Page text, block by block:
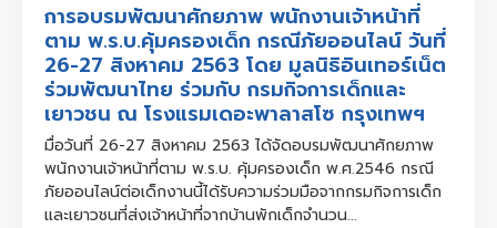
การอบรมพัฒนาศักยภาพ พนักงานเจ้าหน้าที่
ตาม พ.ร.บ.คุ้มครองเด็ก กรณีภัยออนไลน์ วันที่
26-27 สิงหาคม 2563 โดย มูลนิธิอินเทอร์เน็ต
ร่วมพัฒนาไทย ร่วมกับ กรมกิจการเด็กและ
เยาวชน ณ โรงแรมเดอะพาลาสโซ กรุงเทพฯ
มื่อวันที่ 26-27 สิงหาคม 2563 ได้จัดอบรมพัฒนาศักยภาพ
พนักงานเจ้าหน้าที่ตาม พ.ร.บ. คุ้มครองเด็ก พ.ศ.2546 กรณี
ภัยออนไลน์ต่อเด็กงานนี้ได้รับความร่วมมือจากกรมกิจการเด็ก
และเยาวชนที่ส่งเจ้าหน้าที่จากบ้านพักเด็กจำนวน...